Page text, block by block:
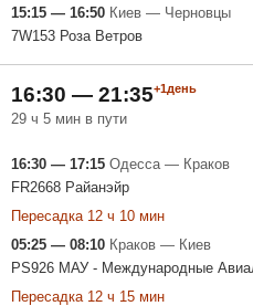
15:15 — 16:50 Киев — Черновцы
7W153 Роза Ветров
16:30 — 21:35+1день
29 ч 5 мин в пути
16:30 — 17:15 Одесса — Краков
FR2668 Райанэйр
Пересадка 12 ч 10 мин
05:25 — 08:10 Краков — Киев
PS926 МАУ - Международные
Пересадка 12 ч 15 мин